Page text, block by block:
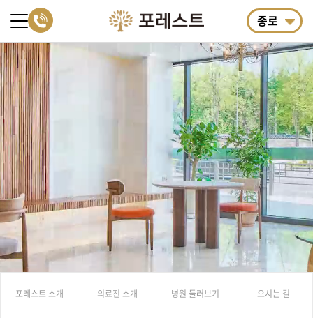
종로
포레스트 소개 의료진 소개 병원 둘러보기 오시는 길